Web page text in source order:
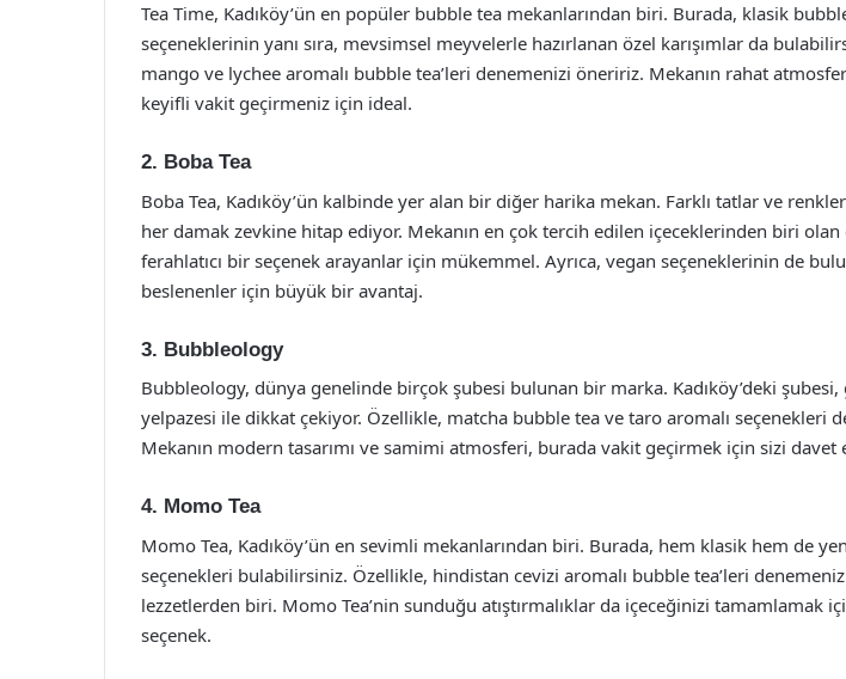
Tea Time, Kadıköy’ün en popüler bubble tea mekanlarından biri. Burada, klasik
seçeneklerinin yanı sıra, mevsimsel meyvelerle hazırlanan özel karışımlar da
mango ve lychee aromalı bubble tea’leri denemenizi öneririz. Mekanın rahat
keyifli vakit geçirmeniz için ideal.
2. Boba Tea
Boba Tea, Kadıköy’ün kalbinde yer alan bir diğer harika mekan. Farklı tatlar ve
her damak zevkine hitap ediyor. Mekanın en çok tercih edilen içeceklerinden biri
ferahlatıcı bir seçenek arayanlar için mükemmel. Ayrıca, vegan seçeneklerinin de
beslenenler için büyük bir avantaj.
3. Bubbleology
Bubbleology, dünya genelinde birçok şubesi bulunan bir marka. Kadıköy’deki şubesi,
yelpazesi ile dikkat çekiyor. Özellikle, matcha bubble tea ve taro aromalı seçenekleri
Mekanın modern tasarımı ve samimi atmosferi, burada vakit geçirmek için sizi davet
4. Momo Tea
Momo Tea, Kadıköy’ün en sevimli mekanlarından biri. Burada, hem klasik hem de
seçenekleri bulabilirsiniz. Özellikle, hindistan cevizi aromalı bubble tea’leri
lezzetlerden biri. Momo Tea’nin sunduğu atıştırmalıklar da içeceğinizi tamamlamak
seçenek.